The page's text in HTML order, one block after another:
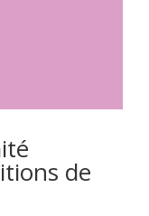
de